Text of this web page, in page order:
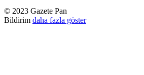
© 2023 Gazete Pan
Bildirim daha fazla göster